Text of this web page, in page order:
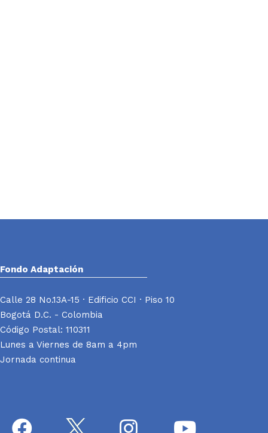
Fondo Adaptación
Calle 28 No.13A-15 · Edificio CCI · Piso 10
Bogotá D.C. - Colombia
Código Postal: 110311
Lunes a Viernes de 8am a 4pm
Jornada continua